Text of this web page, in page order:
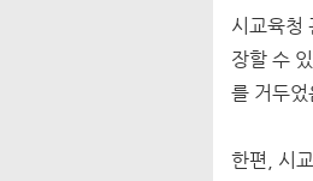
시교육청
장할 수
를 거두
한편, 시